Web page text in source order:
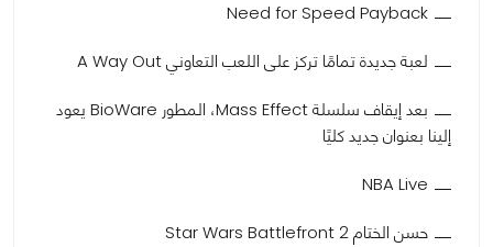
Need for Speed Payback
لعبة جديدة تمامًا تركز على اللعب التعاوني A Way Out
بعد إيقاف سلسلة Mass Effect، المطور BioWare يعود
إلينا بعنوان جديد كليًا
NBA Live
حسن الختام Star Wars Battlefront 2